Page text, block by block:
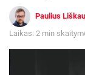
Paulius
Laikas: 2 min